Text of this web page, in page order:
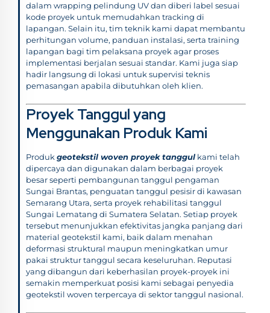
dalam wrapping pelindung UV dan diberi label sesuai
kode proyek untuk memudahkan tracking di
lapangan. Selain itu, tim teknik kami dapat membantu
perhitungan volume, panduan instalasi, serta training
lapangan bagi tim pelaksana proyek agar proses
implementasi berjalan sesuai standar. Kami juga siap
hadir langsung di lokasi untuk supervisi teknis
pemasangan apabila dibutuhkan oleh klien.
Proyek Tanggul yang
Menggunakan Produk Kami
Produkgeotekstil woven proyek tanggul kami telah
dipercaya dan digunakan dalam berbagai proyek
besar seperti pembangunan tanggul pengaman
Sungai Brantas, penguatan tanggul pesisir di kawasan
Semarang Utara, serta proyek rehabilitasi tanggul
Sungai Lematang di Sumatera Selatan. Setiap proyek
tersebut menunjukkan efektivitas jangka panjang dari
material geotekstil kami, baik dalam menahan
deformasi struktural maupun meningkatkan umur
pakai struktur tanggul secara keseluruhan. Reputasi
yang dibangun dari keberhasilan proyek-proyek ini
semakin memperkuat posisi kami sebagai penyedia
geotekstil woven terpercaya di sektor tanggul nasional.